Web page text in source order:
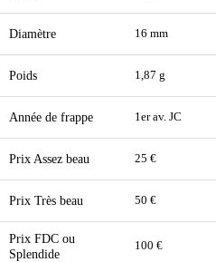
Diamètre 16 mm
Poids 1,87 g
Année de frappe 1er av. JC
Prix Assez beau 25 €
Prix Très beau 50 €
Prix FDC ou
Splendide
100 €